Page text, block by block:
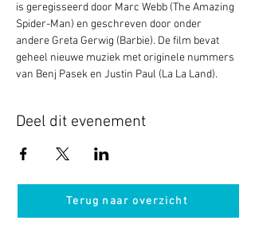
is geregisseerd door Marc Webb (The Amazing
Spider-Man) en geschreven door onder
andere Greta Gerwig (Barbie). De film bevat
geheel nieuwe muziek met originele nummers
van Benj Pasek en Justin Paul (La La Land).
Deel dit evenement
Terug naar overzicht